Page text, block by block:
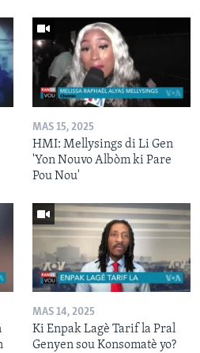
MAS 15, 2025
HMI: Mellysings di Li Gen
'Yon Nouvo Albòm ki Pare
Pou Nou'
MAS 14, 2025
Ki Enpak Lagè Tarif la Pral
Genyen sou Konsomatè yo?